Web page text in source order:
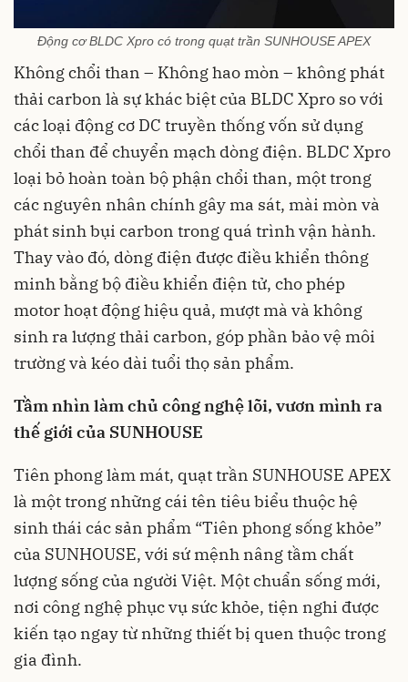
Động cơ BLDC Xpro có trong quạt trần SUNHOUSE APEX
Không chổi than – Không hao mòn – không phát
thải carbon là sự khác biệt của BLDC Xpro so với
các loại động cơ DC truyền thống vốn sử dụng
chổi than để chuyển mạch dòng điện. BLDC Xpro
loại bỏ hoàn toàn bộ phận chổi than, một trong
các nguyên nhân chính gây ma sát, mài mòn và
phát sinh bụi carbon trong quá trình vận hành.
Thay vào đó, dòng điện được điều khiển thông
minh bằng bộ điều khiển điện tử, cho phép
motor hoạt động hiệu quả, mượt mà và không
sinh ra lượng thải carbon, góp phần bảo vệ môi
trường và kéo dài tuổi thọ sản phẩm.
Tầm nhìn làm chủ công nghệ lõi, vươn mình ra
thế giới của SUNHOUSE
Tiên phong làm mát, quạt trần SUNHOUSE APEX
là một trong những cái tên tiêu biểu thuộc hệ
sinh thái các sản phẩm “Tiên phong sống khỏe”
của SUNHOUSE, với sứ mệnh nâng tầm chất
lượng sống của người Việt. Một chuẩn sống mới,
nơi công nghệ phục vụ sức khỏe, tiện nghi được
kiến tạo ngay từ những thiết bị quen thuộc trong
gia đình.